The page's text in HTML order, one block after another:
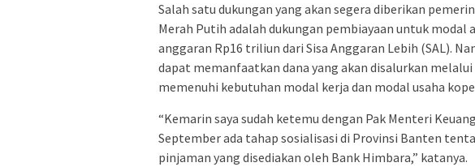
Salah satu dukungan yang akan segera diberikan
Merah Putih adalah dukungan pembiayaan untuk modal
anggaran Rp16 triliun dari Sisa Anggaran Lebih (SAL).
dapat memanfaatkan dana yang akan disalurkan
memenuhi kebutuhan modal kerja dan modal usaha
“Kemarin saya sudah ketemu dengan Pak Menteri
September ada tahap sosialisasi di Provinsi Banten
pinjaman yang disediakan oleh Bank Himbara,” katanya.